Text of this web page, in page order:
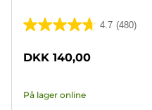
4.7 (480)
4.7
stjerner.
DKK 140,00
På lager online